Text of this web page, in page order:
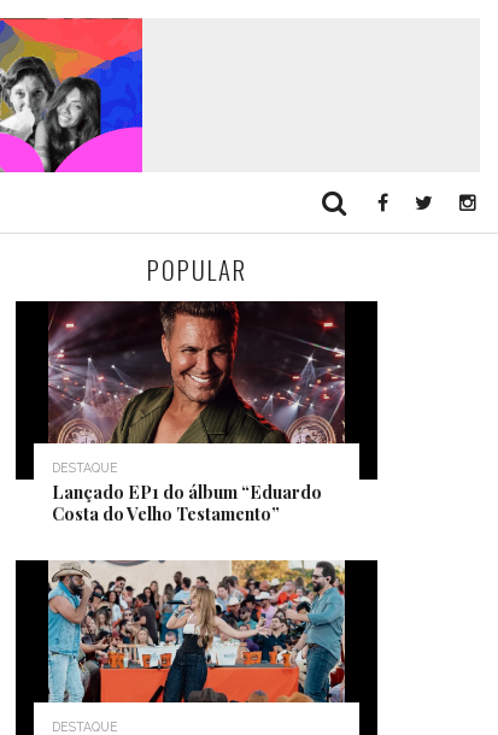
POPULAR
DESTAQUE
Lançado EP1 do álbum “Eduardo
Costa do Velho Testamento”
DESTAQUE